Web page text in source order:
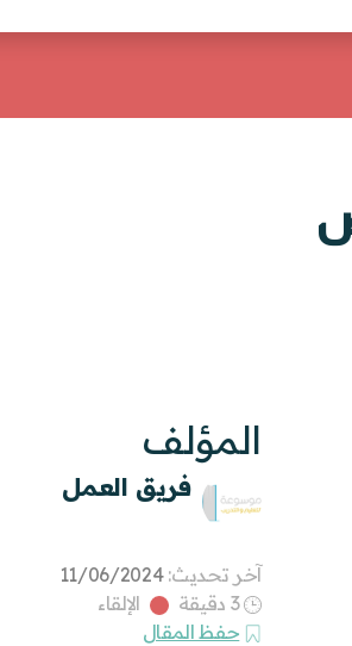
المؤلف
فريق العمل
آخر تحديث:11/06/2024
3 دقيقة
الإلقاء
حفظ المقال